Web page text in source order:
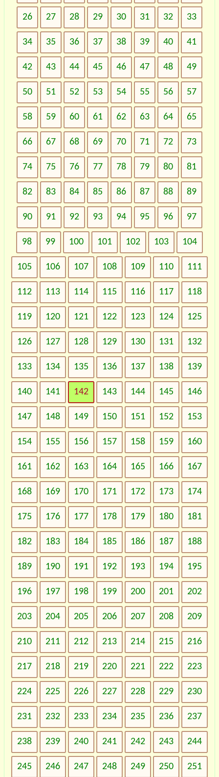
26 27 28 29 30 31 32 33
34 35 36 37 38 39 40 41
42 43 44 45 46 47 48 49
50 51 52 53 54 55 56 57
58 59 60 61 62 63 64 65
66 67 68 69 70 71 72 73
74 75 76 77 78 79 80 81
82 83 84 85 86 87 88 89
90 91 92 93 94 95 96 97
98 99 100 101 102 103 104
105 106 107 108 109 110 111
112 113 114 115 116 117 118
119 120 121 122 123 124 125
126 127 128 129 130 131 132
133 134 135 136 137 138 139
140 141 142 143 144 145 146
147 148 149 150 151 152 153
154 155 156 157 158 159 160
161 162 163 164 165 166 167
168 169 170 171 172 173 174
175 176 177 178 179 180 181
182 183 184 185 186 187 188
189 190 191 192 193 194 195
196 197 198 199 200 201 202
203 204 205 206 207 208 209
210 211 212 213 214 215 216
217 218 219 220 221 222 223
224 225 226 227 228 229 230
231 232 233 234 235 236 237
238 239 240 241 242 243 244
245 246 247 248 249 250 251